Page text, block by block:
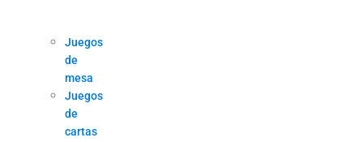
Juegos
de
mesa
Juegos
de
cartas